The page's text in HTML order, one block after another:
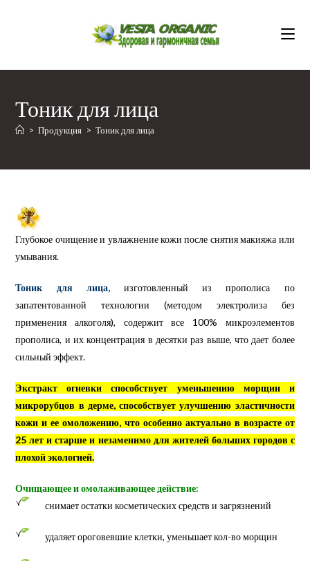
Тоник для лица
> Продукция > Тоник для лица
Глубокое очищение и увлажнение кожи после снятия макияжа или
умывания.
Тоник для лица,изготовленный из прополиса по
запатентованной технологии (методом электролиза без
применения алкоголя), содержит все 100% микроэлементов
прополиса, и их концентрация в десятки раз выше, что дает более
сильный эффект.
Экстракт огневки способствует уменьшению морщин и
микрорубцов в дерме, способствует улучшению эластичности
кожи и ее омоложению, что особенно актуально в возрасте от
25 лет и старше и незаменимо для жителей больших городов с
плохой экологией.
Очищающее и омолаживающее действие:
снимает остатки косметических средств и загрязнений
удаляет ороговевшие клетки, уменьшает кол-во морщин